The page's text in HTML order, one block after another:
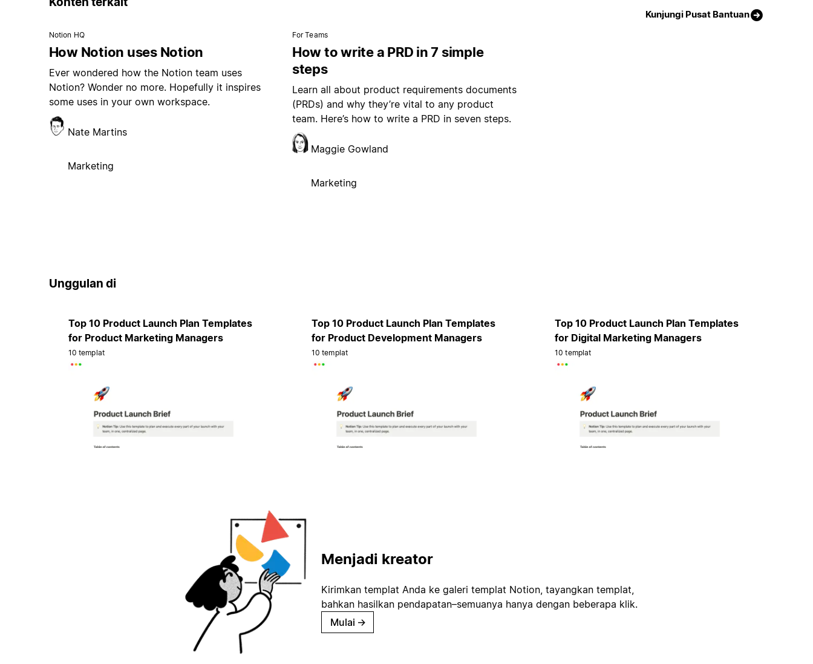
Kunjungi Pusat Bantuan
Notion HQ
How Notion uses Notion
Ever wondered how the Notion team uses
Notion? Wonder no more. Hopefully it inspires
some uses in your own workspace.
Nate Martins
Marketing
For Teams
How to write a PRD in 7 simple
steps
Learn all about product requirements documents
(PRDs) and why they’re vital to any product
team. Here’s how to write a PRD in seven steps.
Maggie Gowland
Marketing
Unggulan di
Top 10 Product Launch Plan Templates
for Product Marketing Managers
10 templat
Top 10 Product Launch Plan Templates
for Product Development Managers
10 templat
Top 10 Product Launch Plan Templates
for Digital Marketing Managers
10 templat
Menjadi kreator
Kirimkan templat Anda ke galeri templat Notion, tayangkan templat,
bahkan hasilkan pendapatan–semuanya hanya dengan beberapa klik.
Mulai →